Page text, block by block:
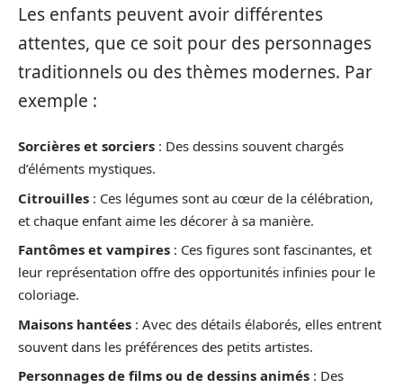
Les enfants peuvent avoir différentes
attentes, que ce soit pour des personnages
traditionnels ou des thèmes modernes. Par
exemple :
Sorcières et sorciers : Des dessins souvent chargés
d’éléments mystiques.
Citrouilles : Ces légumes sont au cœur de la célébration,
et chaque enfant aime les décorer à sa manière.
Fantômes et vampires : Ces figures sont fascinantes, et
leur représentation offre des opportunités infinies pour le
coloriage.
Maisons hantées : Avec des détails élaborés, elles entrent
souvent dans les préférences des petits artistes.
Personnages de films ou de dessins animés : Des